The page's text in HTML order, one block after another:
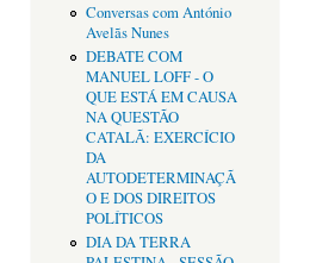
Conversas com António
Avelãs Nunes
DEBATE COM
MANUEL LOFF - O
QUE ESTÁ EM CAUSA
NA QUESTÃO
CATALÃ: EXERCÍCIO
DA
AUTODETERMINAÇÃ
O E DOS DIREITOS
POLÍTICOS
DIA DA TERRA